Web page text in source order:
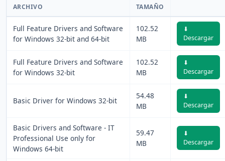
ARCHIVO TAMAÑO
Full Feature Drivers and Software
for Windows 32-bit and 64-bit
102.52
MB
⬇
Descargar
Full Feature Drivers and Software
for Windows 32-bit
102.52
MB
⬇
Descargar
Basic Driver for Windows 32-bit
54.48
MB
⬇
Descargar
Basic Drivers and Software - IT
Professional Use only for
Windows 64-bit
59.47
MB
⬇
Descargar